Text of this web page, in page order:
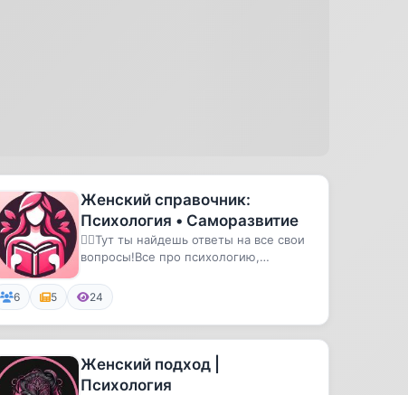
Женский справочник:
Психология • Саморазвитие
💁‍♀️Тут ты найдешь ответы на все свои
вопросы!Все про психологию,
6 5 24
Женский подход |
Психология